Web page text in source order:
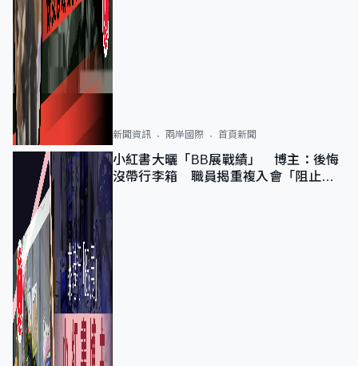
新聞資訊 兩岸國際 首頁新聞
小紅書大曬「BB展戰績」 博主：後悔
沒帶行李箱 職員揭重複入會「阻止唔